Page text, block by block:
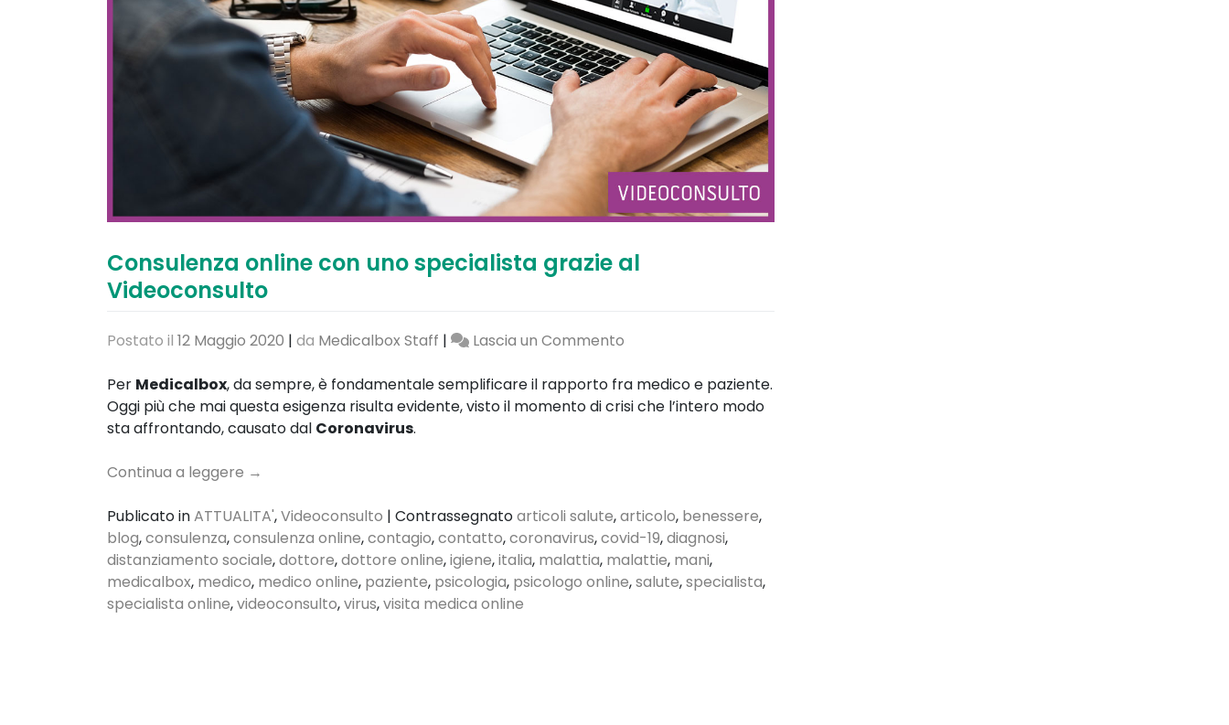
Consulenza online con uno specialista grazie al
Videoconsulto
Postato il 12 Maggio 2020 | da Medicalbox Staff | Lascia un Commento
online
con
Videoconsulto
Per Medicalbox, da sempre, è fondamentale semplificare il rapporto fra medico e paziente.
Oggi più che mai questa esigenza risulta evidente, visto il momento di crisi che l’intero modo
sta affrontando, causato dal Coronavirus.
Continua a leggere →
Publicato inATTUALITA',Videoconsulto | Contrassegnatoarticoli salute,articolo, benessere,
blog,consulenza,consulenza online,contagio,contatto,coronavirus,covid-19,diagnosi,
distanziamento sociale,dottore,dottore online,igiene,italia, malattia, malattie, mani,
medicalbox, medico, medico online, paziente, psicologia, psicologo online,salute,specialista,
specialista online,videoconsulto,virus,visita medica online